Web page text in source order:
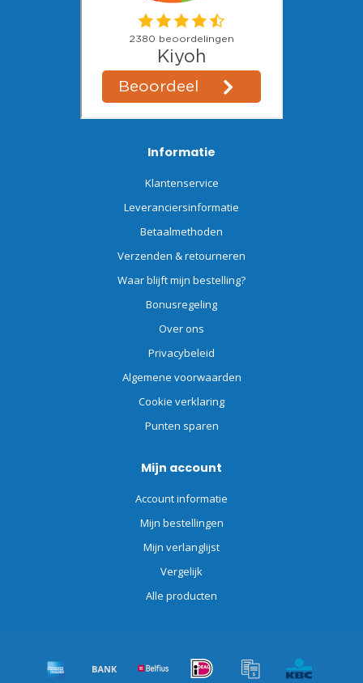
Informatie
Klantenservice
Leveranciersinformatie
Betaalmethoden
Verzenden & retourneren
Waar blijft mijn bestelling?
Bonusregeling
Over ons
Privacybeleid
Algemene voorwaarden
Cookie verklaring
Punten sparen
Mijn account
Account informatie
Mijn bestellingen
Mijn verlanglijst
Vergelijk
Alle producten